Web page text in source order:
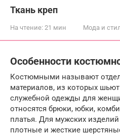
Ткань креп
На чтение: 21 мин Мода и
Особенности
Костюмными называют
материалов, из которых
служебной одежды для
относятся брюки, юбки,
платья. Для мужских
плотные и жесткие